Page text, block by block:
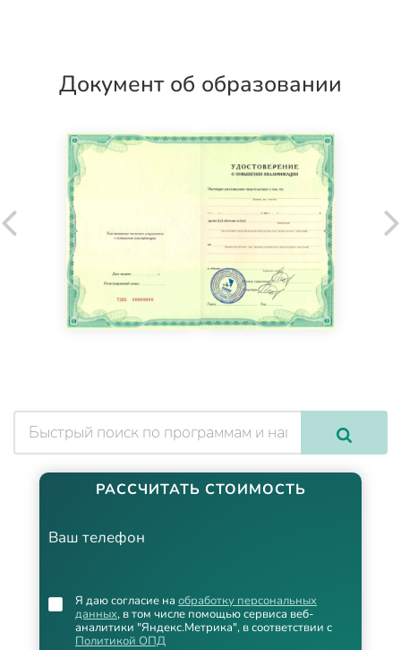
Документ об образовании
РАССЧИТАТЬ СТОИМОСТЬ
Ваш телефон
Я даю согласие на обработку персональных
данных, в том числе помощью сервиса веб-
аналитики "Яндекс.Метрика", в соответствии с
Политикой ОПД